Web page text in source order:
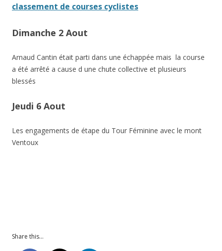
classement de courses cyclistes
Dimanche 2 Aout
Arnaud Cantin était parti dans une échappée mais la course
a été arrêté a cause d une chute collective et plusieurs
blessés
Jeudi 6 Aout
Les engagements de étape du Tour Féminine avec le mont
Ventoux
Share this...